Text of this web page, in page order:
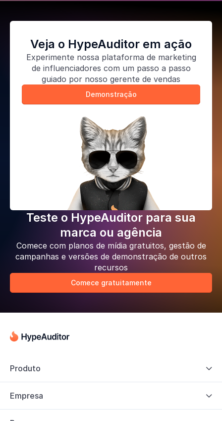
Veja o HypeAuditor em ação
Experimente nossa plataforma de marketing
de influenciadores com um passo a passo
guiado por nosso gerente de vendas
Demonstração
Teste o HypeAuditor para sua
marca ou agência
Comece com planos de mídia gratuitos, gestão de
campanhas e versões de demonstração de outros
recursos
Comece gratuitamente
Produto 
Empresa 